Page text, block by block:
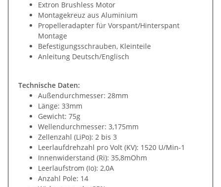
Extron Brushless Motor
Montagekreuz aus Aluminium
Propelleradapter für Vorspant/Hinterspant
Montage
Befestigungsschrauben, Kleinteile
Anleitung Deutsch/Englisch
Technische Daten:
Außendurchmesser: 28mm
Länge: 33mm
Gewicht: 75g
Wellendurchmesser: 3,175mm
Zellenzahl (LiPo): 2 bis 3
Leerlaufdrehzahl pro Volt (KV): 1520 U/Min-1
Innenwiderstand (Ri): 35,8mOhm
Leerlaufstrom (Io): 2,0A
Anzahl Pole: 14